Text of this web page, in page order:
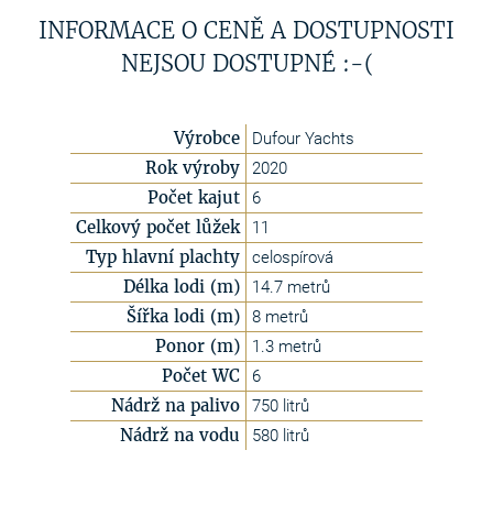
INFORMACE O CENĚ A DOSTUPNOSTI
NEJSOU DOSTUPNÉ :-(
Výrobce Dufour Yachts
Rok výroby 2020
Počet kajut 6
Celkový počet lůžek 11
Typ hlavní plachty celospírová
Délka lodi (m) 14.7 metrů
Šířka lodi (m) 8 metrů
Ponor (m) 1.3 metrů
Počet WC 6
Nádrž na palivo 750 litrů
Nádrž na vodu 580 litrů